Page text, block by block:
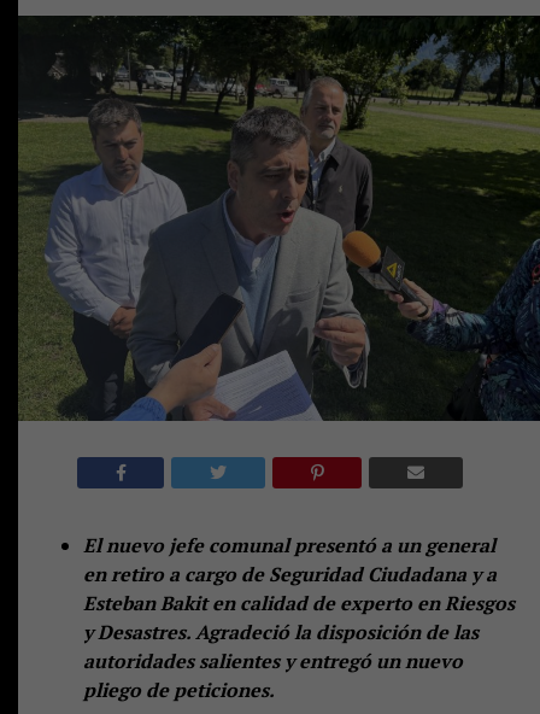
El nuevo jefe comunal presentó a un general
en retiro a cargo de Seguridad Ciudadana y a
Esteban Bakit en calidad de experto en Riesgos
y Desastres. Agradeció la disposición de las
autoridades salientes y entregó un nuevo
pliego de peticiones.